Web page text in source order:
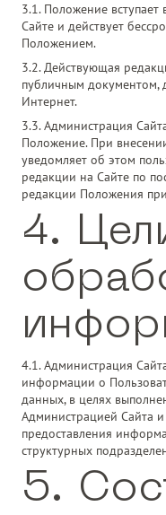
3.1. Положение
Сайте и действует
Положением.
3.2. Действующая
публичным документом,
Интернет.
3.3. Администрация
Положение. При
уведомляет об этом
редакции на Сайте по
редакции Положения
4.
4.1. Администрация
информации о
данных, в целях
Администрацией Сайта
предоставления
структурных
5.